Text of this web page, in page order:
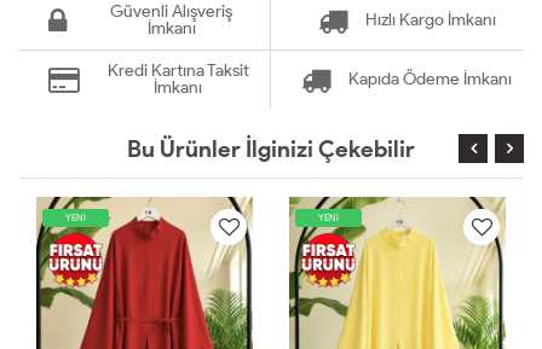
Güvenli Alışveriş
İmkanı
Hızlı Kargo İmkanı
Kredi Kartına Taksit
İmkanı
Kapıda Ödeme İmkanı
Bu Ürünler İlginizi Çekebilir
YENİ YENİ